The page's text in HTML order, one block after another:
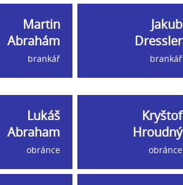
Martin
Abrahám
brankář
Jakub
Dressler
brankář
Lukáš
Abraham
obránce
Kryštof
Hroudný
obránce